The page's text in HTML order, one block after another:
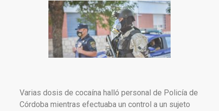
Varias dosis de cocaína halló personal de Policía de
Córdoba mientras efectuaba un control a un sujeto